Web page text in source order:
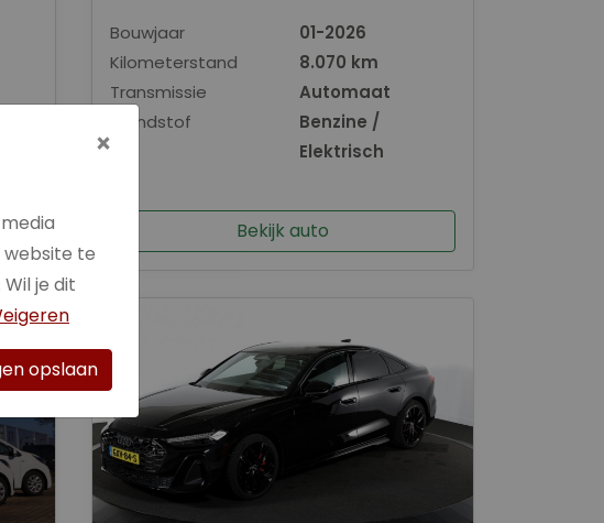
Bouwjaar
01-2026
Kilometerstand
8.070 km
Transmissie
Automaat
Brandstof
Benzine /
Elektrisch
Bekijk auto
×
website te
je dit
opslaan